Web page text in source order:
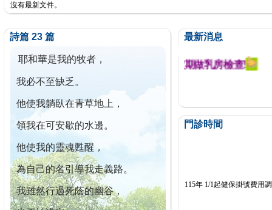
沒有最新文件。
詩篇 23 篇
耶和華是我的牧者，
我必不至缺乏。
他使我躺臥在青草地上，
領我在可安歇的水邊。
他使我的靈魂甦醒，
為自己的名引導我走義路。
我雖然行過死蔭的幽谷，
最新消息
今已篩檢出1700位乳癌患者,提醒您定期做乳房檢查!
門診時間
115年 1/1起健保掛號費用